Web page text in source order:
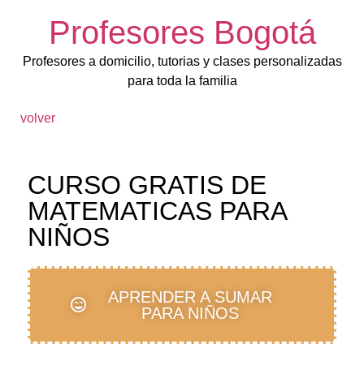
Profesores Bogotá
Profesores a domicilio, tutorias y clases personalizadas
para toda la familia
volver
CURSO GRATIS DE
MATEMATICAS PARA
NIÑOS
APRENDER A SUMAR
PARA NIÑOS